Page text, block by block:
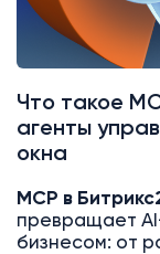
Что такое
агенты
окна
MCP в
превращает
бизнесом: от